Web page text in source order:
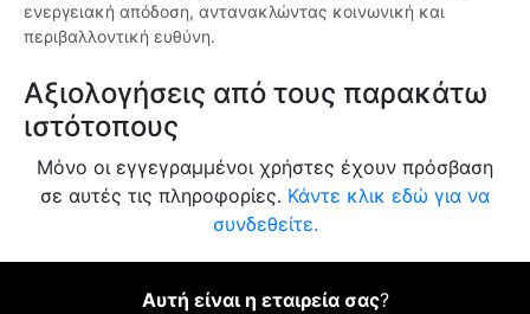
ενεργειακή απόδοση, αντανακλώντας κοινωνική και
περιβαλλοντική ευθύνη.
Αξιολογήσεις από τους παρακάτω
ιστότοπους
Μόνο οι εγγεγραμμένοι χρήστες έχουν πρόσβαση
σε αυτές τις πληροφορίες. Κάντε κλικ εδώ για να
συνδεθείτε.
Αυτή είναι η εταιρεία σας?